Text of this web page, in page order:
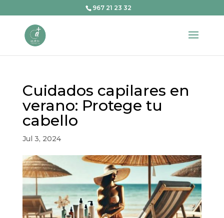
967 21 23 32
Cuidados capilares en
verano: Protege tu
cabello
Jul 3, 2024